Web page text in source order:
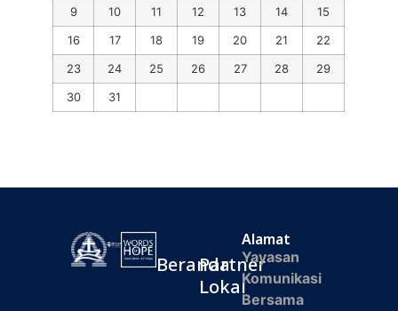
9 10 11 12 13 14
15
16
17 18 19 20 21
22
23
24 25 26 27 28
29
30
31
BerandaPartner
Lokal
Alamat
Yayasan
Komunikasi
Bersama